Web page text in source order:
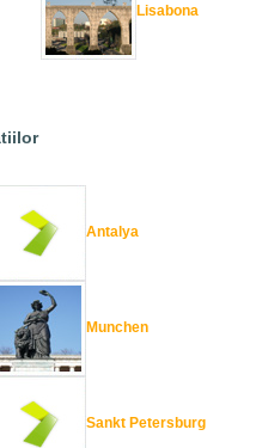
Lisabona
Antalya
Munchen
Sankt Petersburg